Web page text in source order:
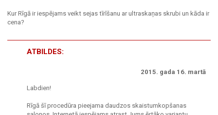
Kur Rīgā ir iespējams veikt sejas tīrīšanu ar ultraskaņas skrubi un kāda ir
cena?
ATBILDES:
2015. gada 16. martā
Labdien!
Rīgā šī procedūra pieejama daudzos skaistumkopšanas